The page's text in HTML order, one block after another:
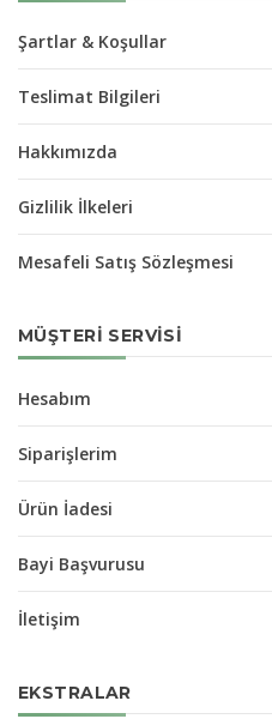
Şartlar & Koşullar
Teslimat Bilgileri
Hakkımızda
Gizlilik İlkeleri
Mesafeli Satış Sözleşmesi
MÜŞTERI SERVISI
Hesabım
Siparişlerim
Ürün İadesi
Bayi Başvurusu
İletişim
EKSTRALAR